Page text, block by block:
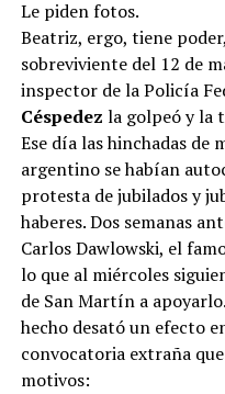
Le piden fotos.
Beatriz, ergo, tiene
sobreviviente del 12 de
inspector de la Policía
Céspedez la golpeó y la
Ese día las hinchadas
argentino se habían
protesta de jubilados y
haberes. Dos semanas
Carlos Dawlowski, el
lo que al miércoles
de San Martín a
hecho desató un efecto
convocatoria extraña
motivos: